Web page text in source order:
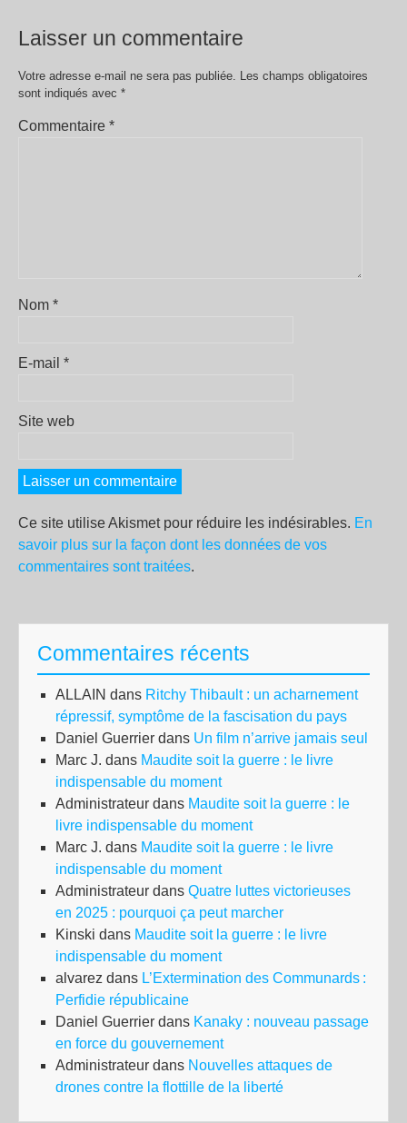
Laisser un commentaire
Votre adresse e-mail ne sera pas publiée. Les champs obligatoires
sont indiqués avec *
Commentaire *
Nom *
E-mail *
Site web
Ce site utilise Akismet pour réduire les indésirables. En
savoir plus sur la façon dont les données de vos
commentaires sont traitées.
Commentaires récents
ALLAIN dans Ritchy Thibault : un acharnement
répressif, symptôme de la fascisation du pays
Daniel Guerrier dans Un film n’arrive jamais seul
Marc J. dans Maudite soit la guerre : le livre
indispensable du moment
Administrateur dans Maudite soit la guerre : le
livre indispensable du moment
Marc J. dans Maudite soit la guerre : le livre
indispensable du moment
Administrateur dans Quatre luttes victorieuses
en 2025 : pourquoi ça peut marcher
Kinski dans Maudite soit la guerre : le livre
indispensable du moment
alvarez dans L’Extermination des Communards :
Perfidie républicaine
Daniel Guerrier dans Kanaky : nouveau passage
en force du gouvernement
Administrateur dans Nouvelles attaques de
drones contre la flottille de la liberté